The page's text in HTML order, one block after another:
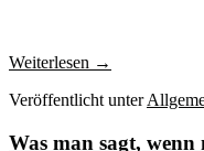
Weiterlesen →
Veröffentlicht unter
Was man sagt,